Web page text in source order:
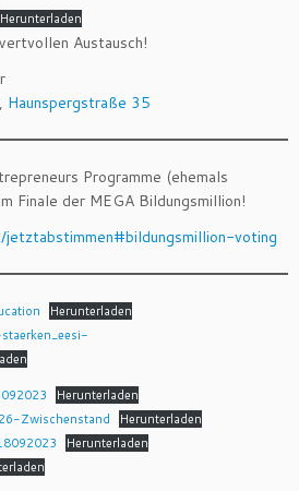
Herunterladen
Austausch!
Haunspergstraße 35
Programme (ehemals
Finale der MEGA Bildungsmillion!
jetztabstimmen#bildungsmillion-voting
Herunterladen
Herunterladen
Zwischenstand
Herunterladen
Herunterladen